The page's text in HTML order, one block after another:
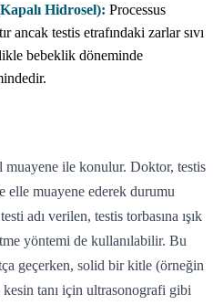
Hidrosel): Processus
ancak testis etrafındaki zarlar sıvı
bebeklik döneminde
muayene ile konulur. Doktor, testis
elle muayene ederek durumu
adı verilen, testis torbasına ışık
yöntemi de kullanılabilir. Bu
geçerken, solid bir kitle (örneğin
kesin tanı için ultrasonografi gibi